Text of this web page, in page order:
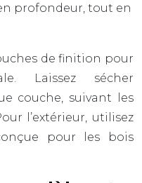
profondeur, tout en
de finition pour
Laissez sécher
couche, suivant les
l’extérieur, utilisez
pour les bois